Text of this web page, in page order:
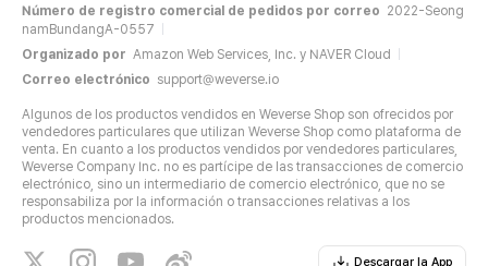
Número de registro comercial de pedidos por correo 2022-Seong
namBundangA-0557
Organizado por Amazon Web Services, Inc. y NAVER Cloud
Correo electrónico support@weverse.io
Algunos de los productos vendidos en Weverse Shop son ofrecidos por
vendedores particulares que utilizan Weverse Shop como plataforma de
venta. En cuanto a los productos vendidos por vendedores particulares,
Weverse Company Inc. no es partícipe de las transacciones de comercio
electrónico, sino un intermediario de comercio electrónico, que no se
responsabiliza por la información o transacciones relativas a los
productos mencionados.
Descargar la App